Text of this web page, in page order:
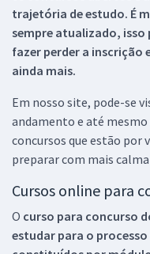
trajetória de estudo. É
sempre atualizado, isso
fazer perder a inscrição
ainda mais.
Em nosso site, pode-se
andamento e até
concursos que estão por
preparar com mais
Cursos online para
O curso para concurso
estudar para o